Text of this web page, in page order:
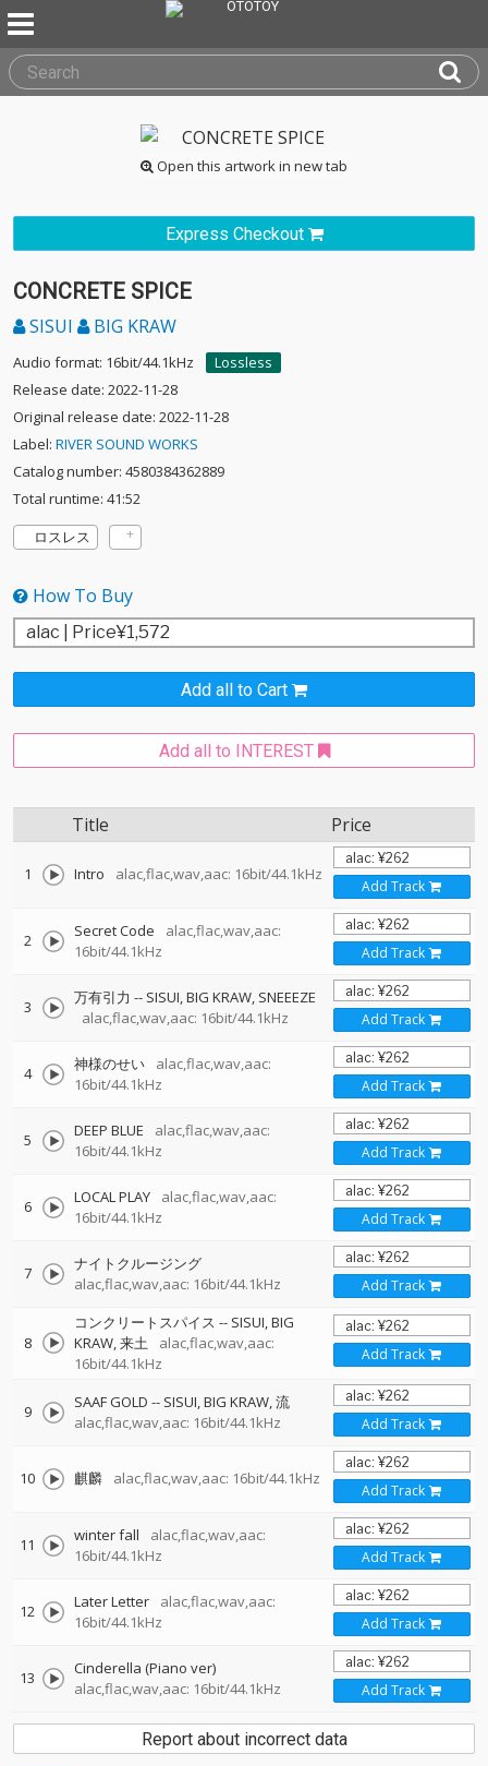
Open this artwork in new tab
Express Checkout
CONCRETE SPICE
SISUI BIG KRAW
Audio format: 16bit/44.1kHz
Lossless
Release date: 2022-11-28
Original release date: 2022-11-28
Label: RIVER SOUND WORKS
Catalog number: 4580384362889
Total runtime: 41:52
ロスレス
How To Buy
Add all to Cart
Add all to INTEREST
Title Price
1 Intro alac,flac,wav,aac: 16bit/44.1kHz
Add Track
2 Secret Code
alac,flac,wav,aac:
16bit/44.1kHz
Add Track
3 万有引力 -- SISUI BIG KRAW SNEEEZE
alac,flac,wav,aac: 16bit/44.1kHz
Add Track
4 神様のせい
alac,flac,wav,aac:
16bit/44.1kHz
Add Track
5 DEEP BLUE
alac,flac,wav,aac:
16bit/44.1kHz
Add Track
6 LOCAL PLAY
alac,flac,wav,aac:
16bit/44.1kHz
Add Track
7
ナイトクルージング
alac,flac,wav,aac: 16bit/44.1kHz
Add Track
8
コンクリートスパイス -- SISUI BIG
KRAW 来土
alac,flac,wav,aac:
16bit/44.1kHz
Add Track
9 SAAF GOLD -- SISUI BIG KRAW 流
alac,flac,wav,aac: 16bit/44.1kHz
Add Track
10 麒麟 alac,flac,wav,aac: 16bit/44.1kHz
Add Track
11 winter fall
alac,flac,wav,aac:
16bit/44.1kHz
Add Track
12 Later Letter
alac,flac,wav,aac:
16bit/44.1kHz
Add Track
13
Cinderella (Piano ver)
alac,flac,wav,aac: 16bit/44.1kHz
Add Track
Report about incorrect data